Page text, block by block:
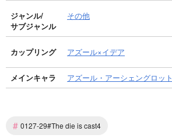
ジャンル/
サブジャンル
その他
カップリング アズール×イデア
メインキャラ アズール・アーシェングロット
# 0127-29#The die is cast4